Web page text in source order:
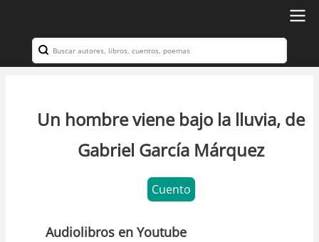
contenido
principal
Navegación
Search
Un hombre viene bajo la lluvia, de
Gabriel García Márquez
Cuento
Audiolibros en Youtube